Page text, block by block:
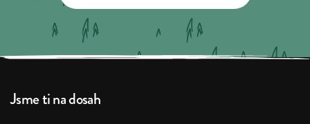
Jsme ti na dosah